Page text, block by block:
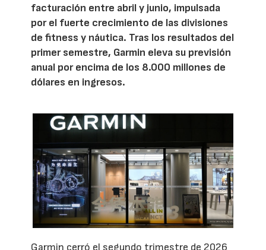
facturación entre abril y junio, impulsada
por el fuerte crecimiento de las divisiones
de fitness y náutica. Tras los resultados del
primer semestre, Garmin eleva su previsión
anual por encima de los 8.000 millones de
dólares en ingresos.
Garmin cerró el segundo trimestre de 2026